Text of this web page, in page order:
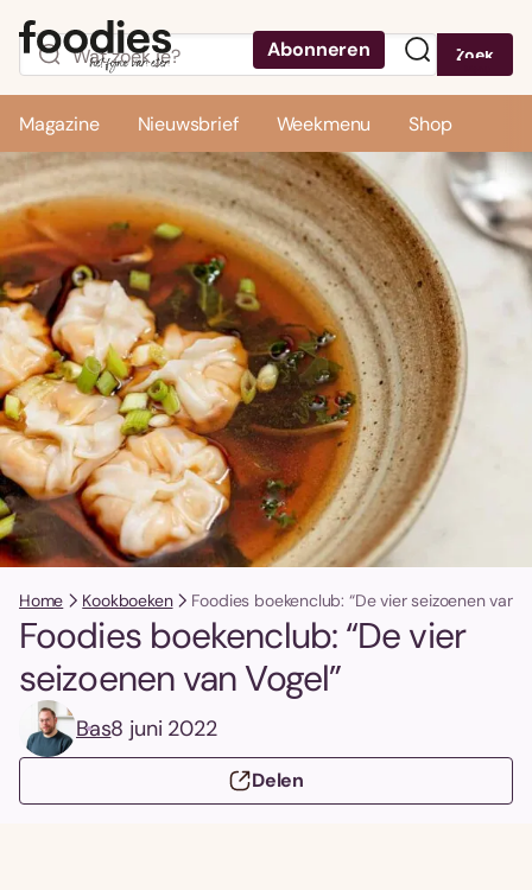
Abonneren Zoek
Magazine Nieuwsbrief Weekmenu Shop
Home Kookboeken Foodies boekenclub: “De vier seizoenen van
Foodies boekenclub: “De vier
seizoenen van Vogel”
Bas8 juni 2022
Delen